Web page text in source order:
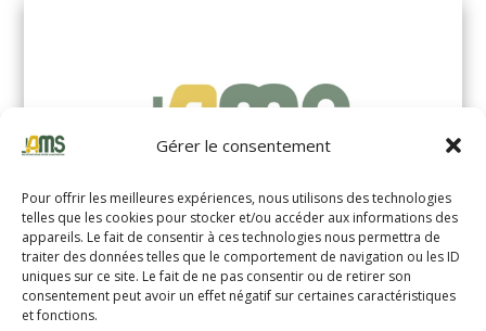
Gérer le consentement
Pour offrir les meilleures expériences, nous utilisons des technologies
telles que les cookies pour stocker et/ou accéder aux informations des
appareils. Le fait de consentir à ces technologies nous permettra de
traiter des données telles que le comportement de navigation ou les ID
uniques sur ce site. Le fait de ne pas consentir ou de retirer son
consentement peut avoir un effet négatif sur certaines caractéristiques
et fonctions.
YALE MS14XIL (2510)